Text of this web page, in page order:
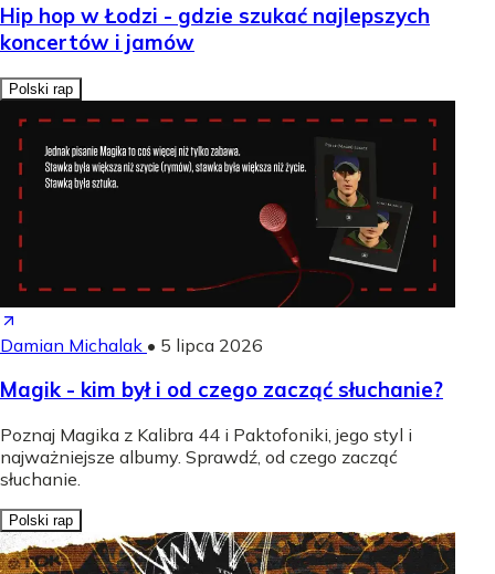
Hip hop w Łodzi - gdzie szukać najlepszych
koncertów i jamów
Polski rap
Damian Michalak • 5 lipca 2026
Magik - kim był i od czego zacząć słuchanie?
Poznaj Magika z Kalibra 44 i Paktofoniki, jego styl i
najważniejsze albumy. Sprawdź, od czego zacząć
słuchanie.
Polski rap